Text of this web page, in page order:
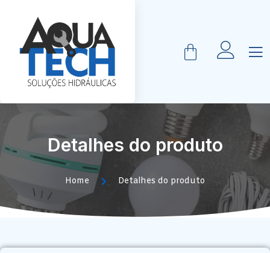
Detalhes do produto
Home Detalhes do produto